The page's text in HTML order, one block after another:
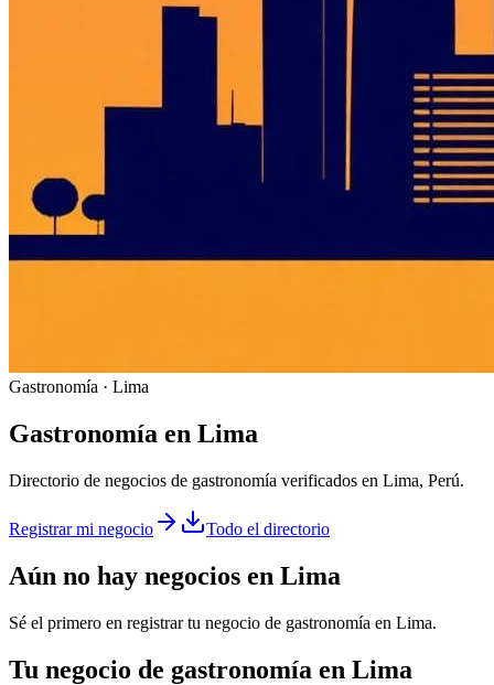
Gastronomía · Lima
Gastronomía en Lima
Directorio de negocios de gastronomía verificados en Lima, Perú.
Registrar mi negocio Todo el directorio
Aún no hay negocios en Lima
Sé el primero en registrar tu negocio de gastronomía en Lima.
Tu negocio de gastronomía en Lima